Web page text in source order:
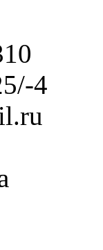
4